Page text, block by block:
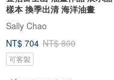
樣本 換季出清 海洋油畫
Sally Chao
NT$ 704 NT$ 800
可客製